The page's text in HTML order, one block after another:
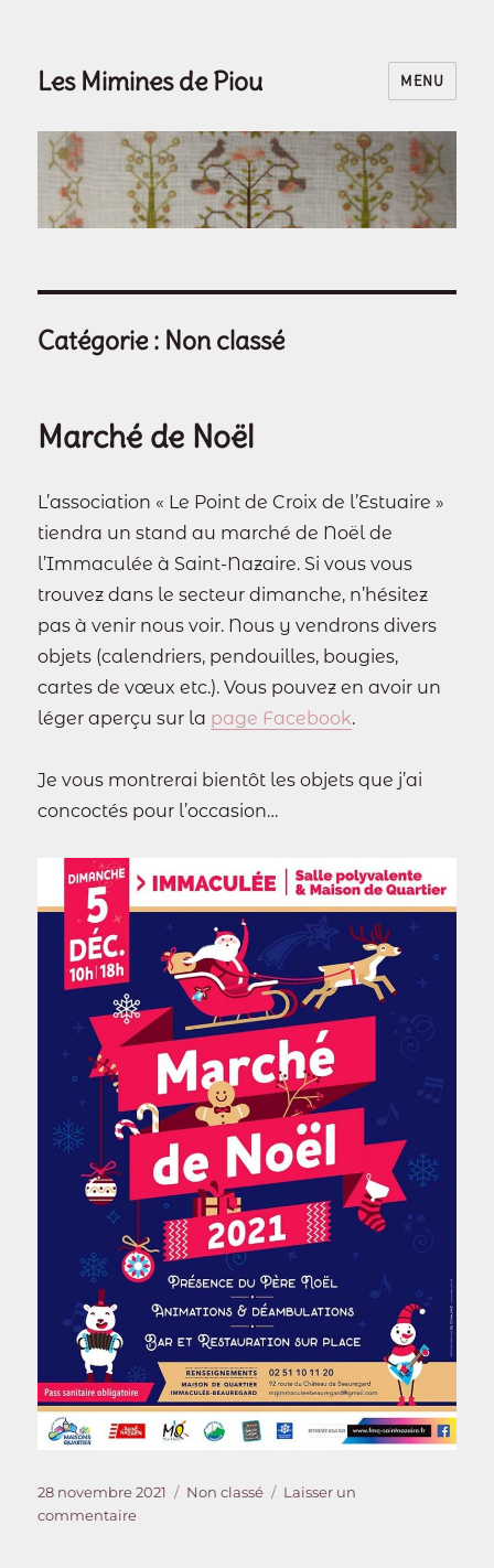
Les Mimines de Piou MENU
Catégorie : Non classé
Marché de Noël
L’association « Le Point de Croix de l’Estuaire »
tiendra un stand au marché de Noël de
l’Immaculée à Saint-Nazaire. Si vous vous
trouvez dans le secteur dimanche, n’hésitez
pas à venir nous voir. Nous y vendrons divers
objets (calendriers, pendouilles, bougies,
cartes de vœux etc.). Vous pouvez en avoir un
léger aperçu sur la page Facebook.
Je vous montrerai bientôt les objets que j’ai
concoctés pour l’occasion…
Publié
le
28 novembre 2021 Catégories
Non classé
Laisser un
commentairesur